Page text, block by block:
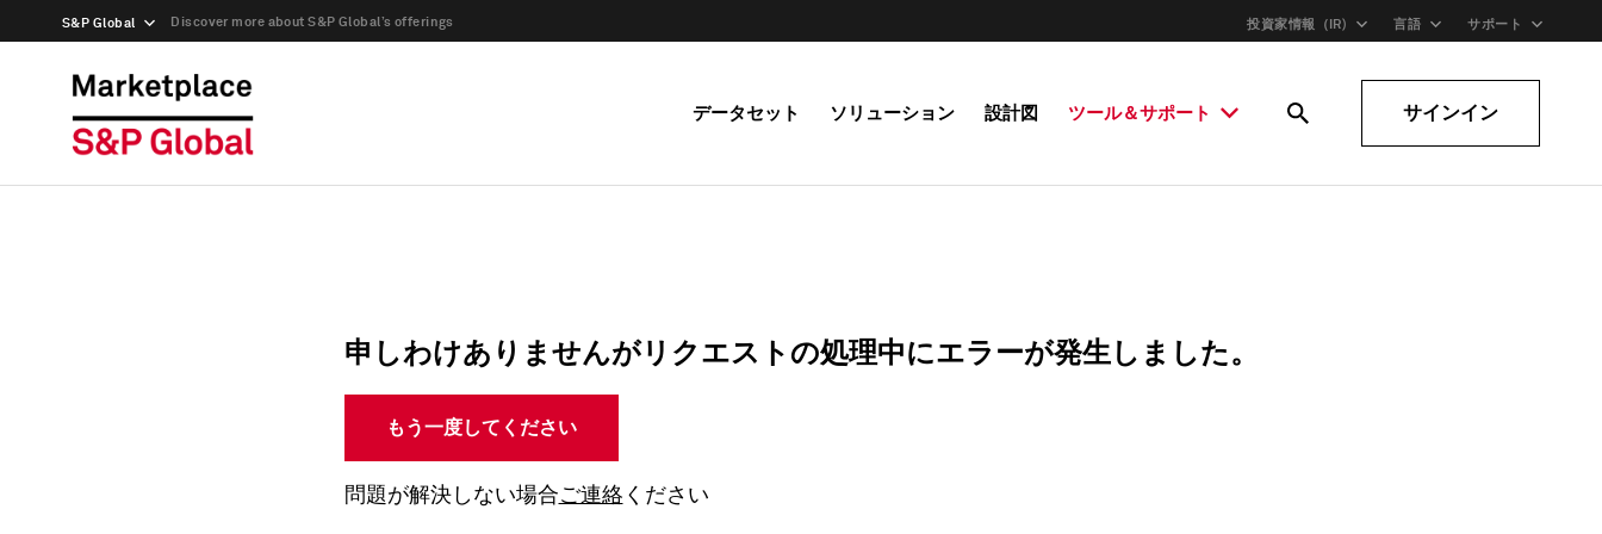
S&P Global Discover more about S&P Global’s offerings 投資家情報（IR) 言語 サポート
データセット ソリューション 設計図 ツール＆サポート サインイン
申しわけありませんがリクエストの処理中にエラーが発生しました。
もう一度してください
問題が解決しない場合ご連絡 ください